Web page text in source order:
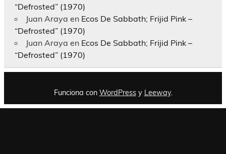
“Defrosted” (1970)
Juan Araya en Ecos De Sabbath; Frijid Pink –
“Defrosted” (1970)
Juan Araya en Ecos De Sabbath; Frijid Pink –
“Defrosted” (1970)
Funciona con WordPressy Leeway.